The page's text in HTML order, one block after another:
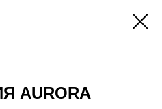
AURORA